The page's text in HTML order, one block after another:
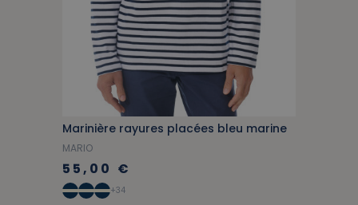
Marinière rayures placées bleu marine
MARIO
55,00 €
+34